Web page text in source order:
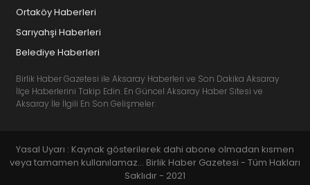
Ortaköy Haberleri
Sarıyahşi Haberleri
Belediye Haberleri
Birlik Haber Gazetesi ile Aksaray Haberleri ve Son Dakika Aksaray
İlçe Haberlerini Takip Edin. En Güncel Aksaray Haber Sitesi ve
Aksaray İle İlgili En Son Gelişmeler.
Yasal Uyarı : Kaynak gösterilerek dahi abone olmadan kısmen
veya tamamen kullanılamaz... Birlik Haber Gazetesi - Tüm Hakları
Saklıdır - 2021